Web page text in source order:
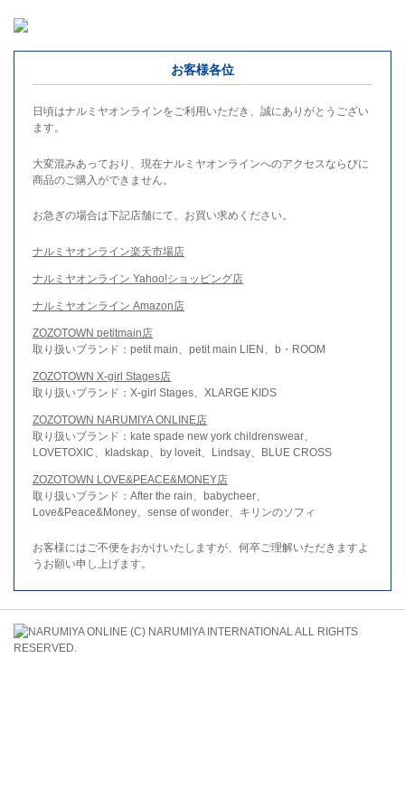
お客様各位
日頃はナルミヤオンラインをご利用いただき、誠にありがとうござい
ます。
大変混みあっており、現在ナルミヤオンラインへのアクセスならびに
商品のご購入ができません。
お急ぎの場合は下記店舗にて、お買い求めください。
ナルミヤオンライン楽天市場店
ナルミヤオンライン Yahoo!ショッピング店
ナルミヤオンライン Amazon店
ZOZOTOWN petitmain店
取り扱いブランド：petit main、petit main LIEN、b・ROOM
ZOZOTOWN X-girl Stages店
取り扱いブランド：X-girl Stages、XLARGE KIDS
ZOZOTOWN NARUMIYA ONLINE店
取り扱いブランド：kate spade new york childrenswear、
LOVETOXIC、kladskap、by loveit、Lindsay、BLUE CROSS
ZOZOTOWN LOVE&PEACE&MONEY店
取り扱いブランド：After the rain、babycheer、
Love&Peace&Money、sense of wonder、キリンのソフィ
お客様にはご不便をおかけいたしますが、何卒ご理解いただきますよ
うお願い申し上げます。